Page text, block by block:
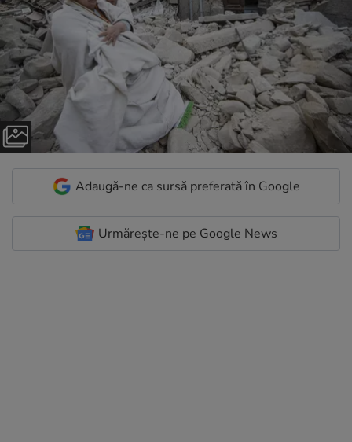
Adaugă-ne ca sursă preferată în Google
Urmărește-ne pe Google News